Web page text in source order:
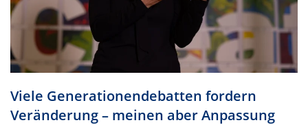
Viele Generationendebatten fordern
Veränderung– meinen aberAnpassung